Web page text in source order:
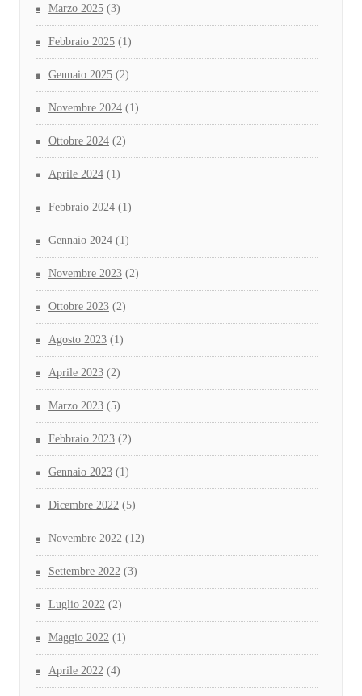
Marzo 2025 (3)
Febbraio 2025 (1)
Gennaio 2025 (2)
Novembre 2024 (1)
Ottobre 2024 (2)
Aprile 2024 (1)
Febbraio 2024 (1)
Gennaio 2024 (1)
Novembre 2023 (2)
Ottobre 2023 (2)
Agosto 2023 (1)
Aprile 2023 (2)
Marzo 2023 (5)
Febbraio 2023 (2)
Gennaio 2023 (1)
Dicembre 2022 (5)
Novembre 2022 (12)
Settembre 2022 (3)
Luglio 2022 (2)
Maggio 2022 (1)
Aprile 2022 (4)